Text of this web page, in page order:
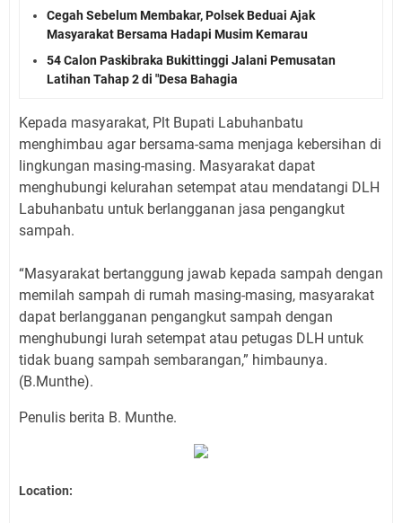
Cegah Sebelum Membakar, Polsek Beduai Ajak
Masyarakat Bersama Hadapi Musim Kemarau
54 Calon Paskibraka Bukittinggi Jalani Pemusatan
Latihan Tahap 2 di "Desa Bahagia
Kepada masyarakat, Plt Bupati Labuhanbatu
menghimbau agar bersama-sama menjaga kebersihan di
lingkungan masing-masing. Masyarakat dapat
menghubungi kelurahan setempat atau mendatangi DLH
Labuhanbatu untuk berlangganan jasa pengangkut
sampah.
“Masyarakat bertanggung jawab kepada sampah dengan
memilah sampah di rumah masing-masing, masyarakat
dapat berlangganan pengangkut sampah dengan
menghubungi lurah setempat atau petugas DLH untuk
tidak buang sampah sembarangan,” himbaunya.
(B.Munthe).
Penulis berita B. Munthe.
Location: